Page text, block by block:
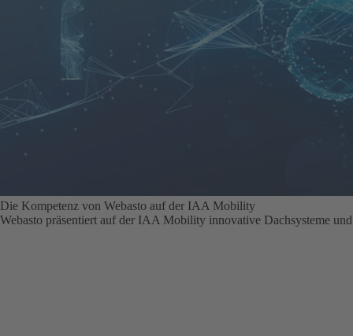
Die Kompetenz von Webasto auf der IAA Mobility
Webasto präsentiert auf der IAA Mobility innovative Dachsysteme